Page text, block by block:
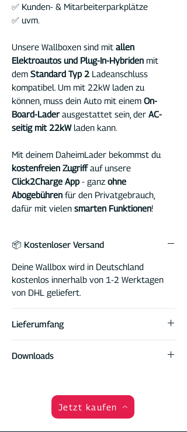
✅ Kunden- & Mitarbeiterparkplätze
✅ uvm.
Unsere Wallboxen sind mit allen
Elektroautos und Plug-In-Hybriden mit
dem Standard Typ 2 Ladeanschluss
kompatibel. Um mit 22kW laden zu
können, muss dein Auto mit einem On-
Board-Laderausgestattet sein, der AC-
seitig mit 22kWladen kann.
Mit deinem DaheimLader bekommst du
kostenfreien Zugriffauf unsere
Click2Charge App - ganz ohne
Abogebühren für den Privatgebrauch,
dafür mit vielen smarten Funktionen!
📦 Kostenloser Versand
Deine Wallbox wird in Deutschland
kostenlos innerhalb von 1-2 Werktagen
von DHL geliefert.
Lieferumfang
DaheimLader DockingStation für
Onlinekarte)
Wallbox Handbuch
Downloads
ProduktkatalogJetzt kaufen